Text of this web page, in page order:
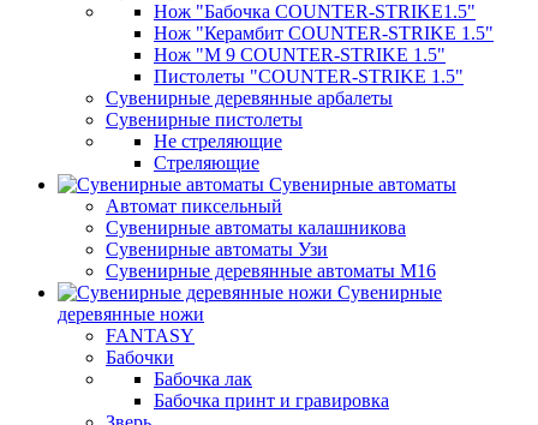
Нож "Бабочка COUNTER-STRIKE1.5"
Нож "Керамбит COUNTER-STRIKE 1.5"
Нож "М 9 COUNTER-STRIKE 1.5"
Пистолеты "COUNTER-STRIKE 1.5"
Сувенирные деревянные арбалеты
Сувенирные пистолеты
Не стреляющие
Стреляющие
Сувенирные автоматы
Автомат пиксельный
Сувенирные автоматы калашникова
Сувенирные автоматы Узи
Сувенирные деревянные автоматы М16
Сувенирные
деревянные ножи
FANTASY
Бабочки
Бабочка лак
Бабочка принт и гравировка